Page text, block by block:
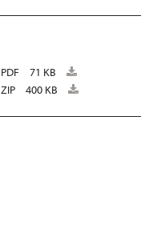
PDF
71 KB
ZIP 400 KB